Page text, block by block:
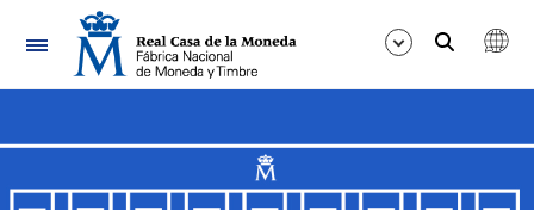
Nabigazioa